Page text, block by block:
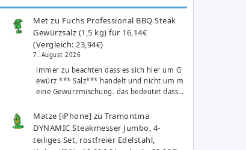
Met zu Fuchs Professional BBQ Steak
Gewürzsalz (1,5 kg) für 16,14€
(Vergleich: 23,94€)
7. August 2026
immer zu beachten dass es sich hier um G
ewürz *** Salz*** handelt und nicht um m
eine Gewürzmischung. das bedeutet dass…
Matze [iPhone] zuTramontina
DYNAMIC Steakmesser Jumbo, 4-
teiliges Set, rostfreier Edelstahl,